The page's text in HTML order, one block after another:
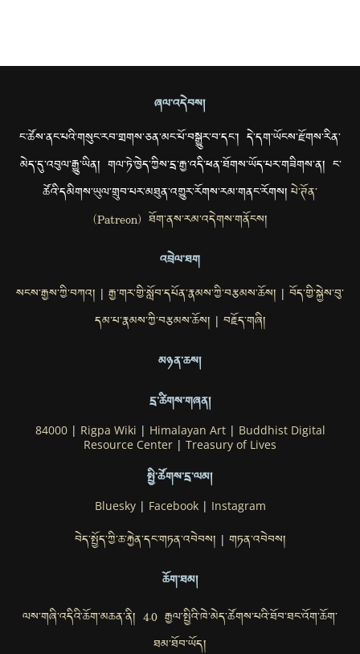
ཞལ་འདེབས།
ང་ཚོས་ནང་པའི་གསུང་རབ་གྲགས་ཅན་མང་པོ་བསྒྱུར་བ་དང་། དེ་དག་ཡོངས་རྫོགས་རིན་
མེད་དུ་འབུལ་རྒྱུ་ཡིན། གལ་ཏེ་ཁྱེད་ཀྱིས་དྲ་རྒྱ་འདི་ཕན་ཐོགས་ཡོད་པར་གཟིགས་ན། ང་
ཚོའི་དམིགས་ཡུལ་གྲུབ་པར་མཐུན་འགྱུར་རོགས་རམ་གནང་རོགས།པེ་ཊོན་
(Patreon) ཐོག་ནས་རམ་འདེགས་གནོངས།
འབྲེལ་ཐག
སངས་རྒྱས་ཀྱི་བཀའ། རྒྱ་གར་གྱི་སློབ་དཔོན་རྣམས་ཀྱི་བརྩམས་ཆོས། བོད་གྱི་སྐྱེས་བུ་
དམ་པ་རྣམས་ཀྱི་བརྩམས་ཆོས། བརྗོད་གཞི།
མཉན་ཆས།
དྲ་ཚིགས་གཞན།
84000| Rigpa Wiki Himalayan Art| Buddhist Digital
Resource Center
Treasury of Lives
སྤྱི་ཚོགས་དྲ་ལམ།
Bluesky| Facebook| Instagram
བེད་སྤྱོད་ཀྱི་ཆ་རྐྱེན་དང་གཏན་འབེབས། གཏན་འབེབས།
ཆོག་ཐམ།
ལས་གཞི་འདིའི་ཆོག་མཆན་ནི། 4.0 རྒྱལ་སྤྱིའི་ཁེ་མེད་ཚོགས་པའི་ཐོབ་ཐང་འོག་ཆོག་
ཐམ་ཐོབ་ཡོད།